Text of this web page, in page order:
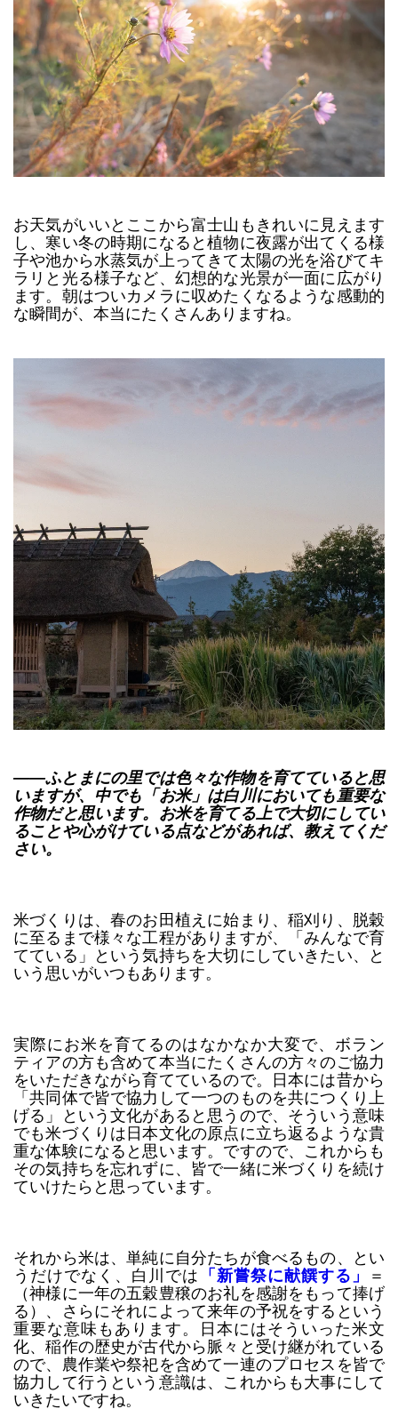
お天気がいいとここから富士山もきれいに見えます
し、寒い冬の時期になると植物に夜露が出てくる様
子や池から水蒸気が上ってきて太陽の光を浴びてキ
ラリと光る様子など、幻想的な光景が一面に広がり
ます。朝はついカメラに収めたくなるような感動的
な瞬間が、本当にたくさんありますね。
――ふとまにの里では色々な作物を育てていると思
いますが、中でも「お米」は白川においても重要な
作物だと思います。お米を育てる上で大切にしてい
ることや心がけている点などがあれば、教えてくだ
さい。
米づくりは、春のお田植えに始まり、稲刈り、脱穀
に至るまで様々な工程がありますが、「みんなで育
てている」という気持ちを大切にしていきたい、と
いう思いがいつもあります。
実際にお米を育てるのはなかなか大変で、ボラン
ティアの方も含めて本当にたくさんの方々のご協力
をいただきながら育てているので。日本には昔から
「共同体で皆で協力して一つのものを共につくり上
げる」という文化があると思うので、そういう意味
でも米づくりは日本文化の原点に立ち返るような貴
重な体験になると思います。ですので、これからも
その気持ちを忘れずに、皆で一緒に米づくりを続け
ていけたらと思っています。
それから米は、単純に自分たちが食べるもの、とい
うだけでなく、白川では
「新嘗祭に献饌する」
＝
（神様に一年の五穀豊穣のお礼を感謝をもって捧げ
る）、さらにそれによって来年の予祝をするという
重要な意味もあります。日本にはそういった米文
化、稲作の歴史が古代から脈々と受け継がれている
ので、農作業や祭祀を含めて一連のプロセスを皆で
協力して行うという意識は、これからも大事にして
いきたいですね。